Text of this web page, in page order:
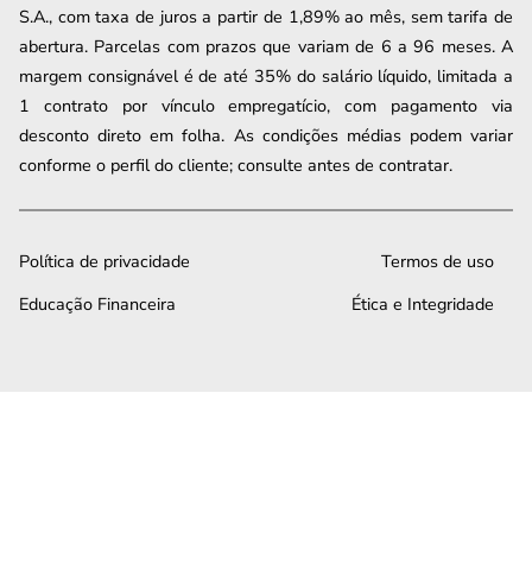
S.A., com taxa de juros a partir de 1,89% ao mês, sem tarifa de
abertura. Parcelas com prazos que variam de 6 a 96 meses. A
margem consignável é de até 35% do salário líquido, limitada a
1 contrato por vínculo empregatício, com pagamento via
desconto direto em folha. As condições médias podem variar
conforme o perfil do cliente; consulte antes de contratar.
Política de privacidade
Termos de uso
Educação Financeira
Ética e Integridade